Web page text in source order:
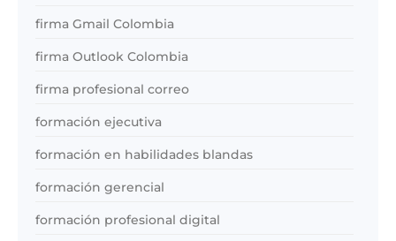
firma Gmail Colombia
firma Outlook Colombia
firma profesional correo
formación ejecutiva
formación en habilidades blandas
formación gerencial
formación profesional digital